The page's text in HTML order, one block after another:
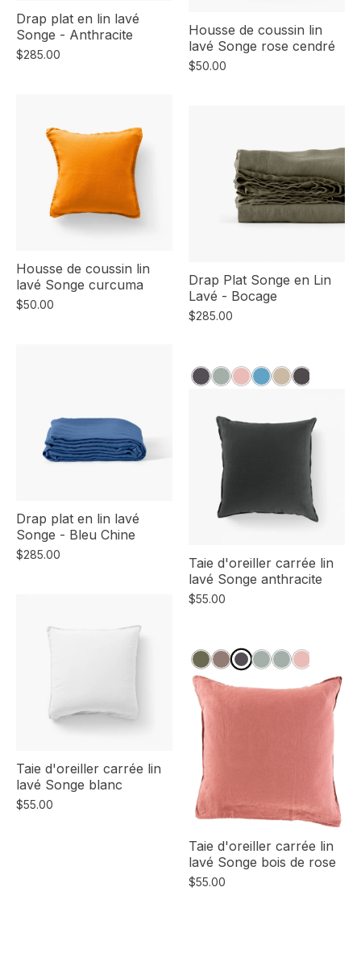
Drap plat en lin lavé
Songe - Anthracite
$285.00
Housse de coussin lin
lavé Songe curcuma
$50.00
Drap plat en lin lavé
Songe - Bleu Chine
$285.00
Taie d'oreiller carrée lin
lavé Songe blanc
$55.00
Housse de coussin lin
lavé Songe rose cendré
$50.00
Drap Plat Songe en Lin
Lavé - Bocage
$285.00
Taie d'oreiller carrée lin
lavé Songe anthracite
$55.00
Taie d'oreiller carrée lin
lavé Songe bois de rose
$55.00